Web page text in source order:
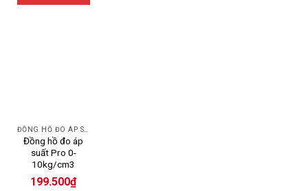
Đồng hồ đo áp
suất Pro 0-
10kg/cm3
199.500₫